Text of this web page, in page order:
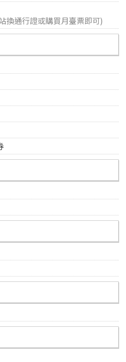
換通行證或購買月臺票即可)